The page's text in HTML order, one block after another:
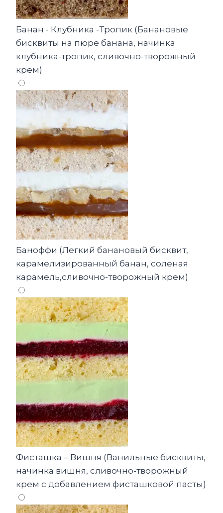
Банан - Клубника -Тропик (Банановые
бисквиты на пюре банана, начинка
клубника-тропик, сливочно-творожный
крем)
Баноффи (Легкий банановый бисквит,
карамелизированный банан, соленая
карамель,сливочно-творожный крем)
Фисташка – Вишня (Ванильные бисквиты,
начинка вишня, сливочно-творожный
крем с добавлением фисташковой пасты)